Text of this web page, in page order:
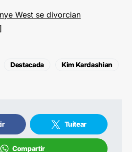
West se divorcian
Destacada Kim Kardashian
Tuitear
Compartir